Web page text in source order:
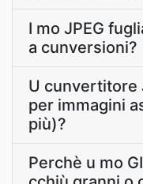
I mo JPEG
a cunversioni?
U cunvertitore
per immagini
più)?
Perchè u mo